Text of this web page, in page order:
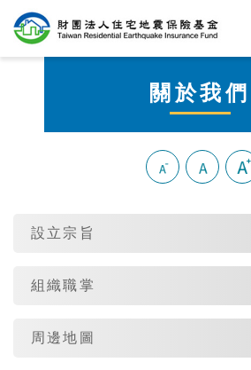
關於我們
設立宗旨
組織職掌
周邊地圖